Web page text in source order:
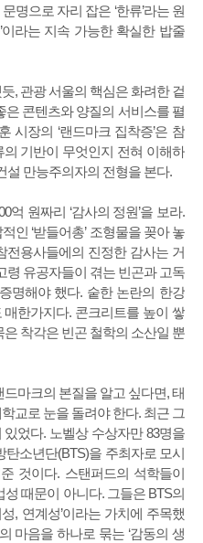
명으로 자리 잡은 ‘한류’라는 원
이라는 지속 가능한 확실한 밥줄
, 관광 서울의 핵심은 화려한 겉
콘텐츠와 양질의 서비스를 펼
시장의 ‘랜드마크 집착증’은 참
기반이 무엇인지 전혀 이해하
설 만능주의자의 전형을 본다.
원짜리 ‘감사의 정원’을 보라.
인 ‘받들어총’ 조형물을 꽂아 놓
전용사들에의 진정한 감사는 거
령 유공자들이 겪는 빈곤과 고독
명해야 했다. 숱한 논란의 한강
한가지다. 콘크리트를 높이 쌓
착각은 빈곤 철학의 소산일 뿐
마크의 본질을 알고 싶다면, 태
교로 눈을 돌려야 한다. 최근 그
었다. 노벨상 수상자만 83명을
소년단(BTS)을 주최자로 모시
것이다. 스탠퍼드의 석학들이
때문이 아니다. 그들은 BTS의
, 연계성’이라는 가치에 주목했
마음을 하나로 묶는 ‘감동의 생